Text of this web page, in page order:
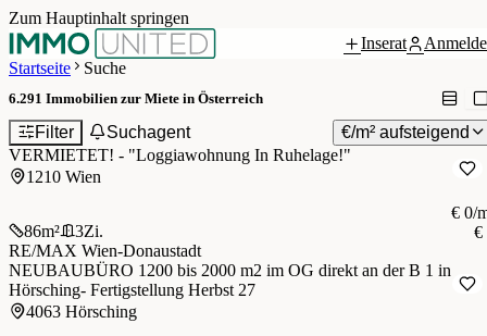
Zum Hauptinhalt springen
Inserat
Startseite
Suche
6.291 Immobilien zur Miete in Österreich
Filter Suchagent
€/m² aufsteigend
VERMIETET! - "Loggiawohnung In Ruhelage!"
1210 Wien
86m² 3Zi.
€ 0/
€
RE/MAX Wien-Donaustadt
NEUBAUBÜRO 1200 bis 2000 m2 im OG direkt an der B 1 in
Hörsching- Fertigstellung Herbst 27
4063 Hörsching